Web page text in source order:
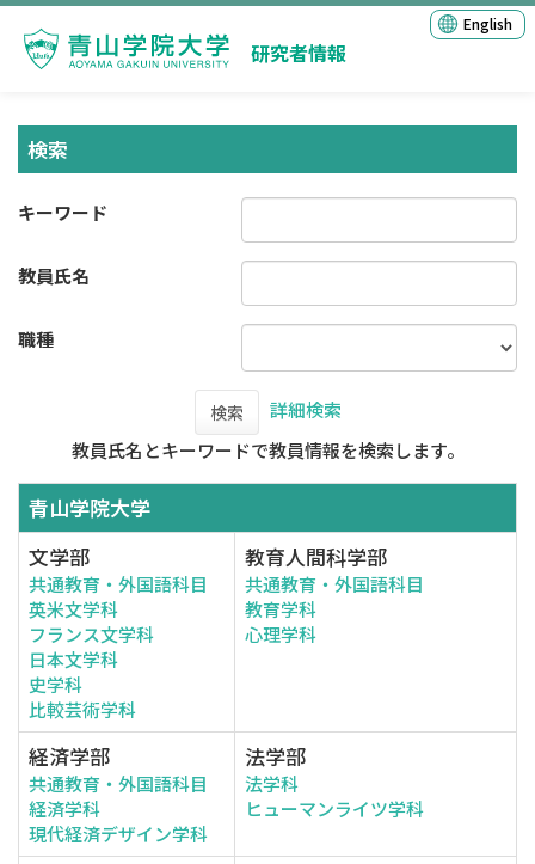
研究者情報
English
検索
キーワード
教員氏名
職種
検索
詳細検索
教員氏名とキーワードで教員情報を検索します。
青山学院大学
文学部
共通教育・外国語科目
英米文学科
フランス文学科
日本文学科
史学科
比較芸術学科
教育人間科学部
共通教育・外国語科目
教育学科
心理学科
経済学部
共通教育・外国語科目
経済学科
現代経済デザイン学科
法学部
法学科
ヒューマンライツ学科